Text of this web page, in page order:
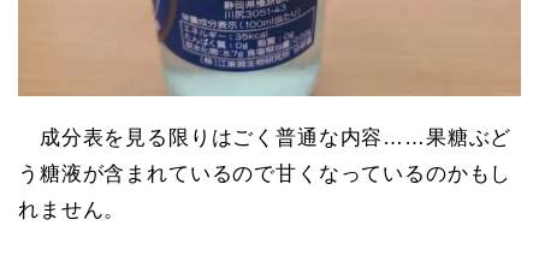
成分表を見る限りはごく普通な内容……果糖ぶど
う糖液が含まれているので甘くなっているのかもし
れません。